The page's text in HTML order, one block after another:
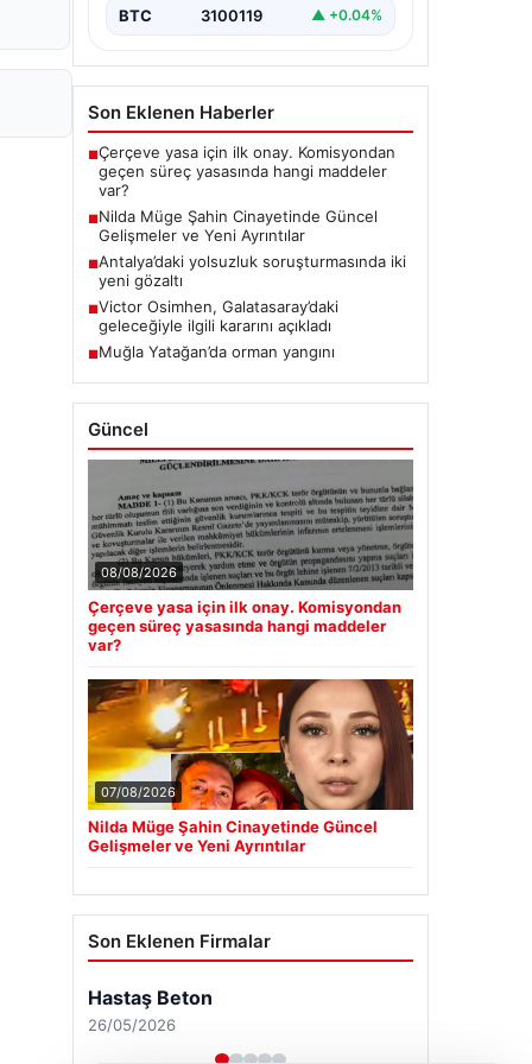
BTC 3100119 ▲ +0.04%
Son Eklenen Haberler
■Çerçeve yasa için ilk onay. Komisyondan
geçen süreç yasasında hangi maddeler
var?
■Nilda Müge Şahin Cinayetinde Güncel
Gelişmeler ve Yeni Ayrıntılar
■Antalya’daki yolsuzluk soruşturmasında iki
yeni gözaltı
■Victor Osimhen, Galatasaray’daki
geleceğiyle ilgili kararını açıkladı
■Muğla Yatağan’da orman yangını
Güncel
08/08/2026
Çerçeve yasa için ilk onay. Komisyondan
geçen süreç yasasında hangi maddeler
var?
07/08/2026
Nilda Müge Şahin Cinayetinde Güncel
Gelişmeler ve Yeni Ayrıntılar
Son Eklenen Firmalar
Hastaş Beton
26/05/2026